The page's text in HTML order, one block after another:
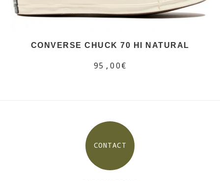
CONVERSE CHUCK 70 HI NATURAL
95,00€
CONTACT